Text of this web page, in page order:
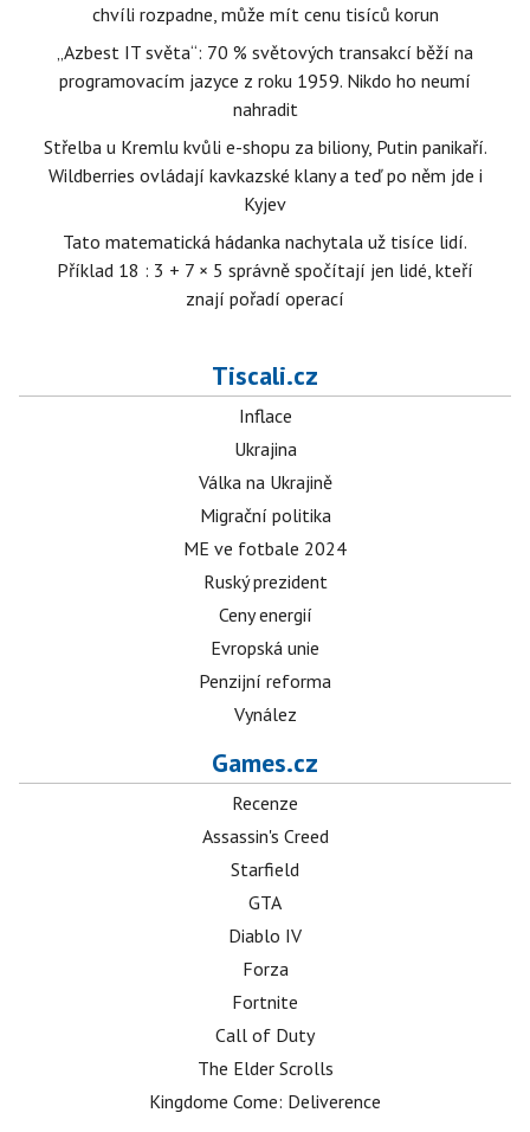
chvíli rozpadne, může mít cenu tisíců korun
„Azbest IT světa“: 70 % světových transakcí běží na
programovacím jazyce z roku 1959. Nikdo ho neumí
nahradit
Střelba u Kremlu kvůli e-shopu za biliony, Putin panikaří.
Wildberries ovládají kavkazské klany a teď po něm jde i
Kyjev
Tato matematická hádanka nachytala už tisíce lidí.
Příklad 18 : 3 + 7 × 5 správně spočítají jen lidé, kteří
znají pořadí operací
Tiscali.cz
Inflace
Ukrajina
Válka na Ukrajině
Migrační politika
ME ve fotbale 2024
Ruský prezident
Ceny energií
Evropská unie
Penzijní reforma
Vynález
Games.cz
Recenze
Assassin's Creed
Starfield
GTA
Diablo IV
Forza
Fortnite
Call of Duty
The Elder Scrolls
Kingdome Come: Deliverence